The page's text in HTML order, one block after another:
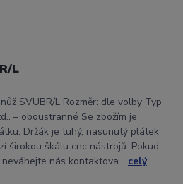
L
SVUBR/L Rozměr: dle volby Typ
– oboustranné Se zbožím je
Držák je tuhý, nasunutý plátek
širokou škálu cnc nástrojů. Pokud
nás kontaktova... celý